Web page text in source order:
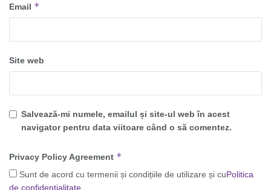
Email *
Site web
Salvează-mi numele, emailul și site-ul web în acest
navigator pentru data viitoare când o să comentez.
Privacy Policy Agreement *
Sunt de acord cu termenii și condițiile de utilizare și cuPolitica
de confidențialitate